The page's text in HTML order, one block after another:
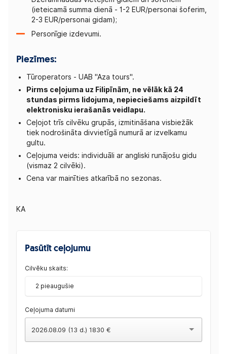
(ieteicamā summa dienā - 1-2 EUR/personai šoferim,
2-3 EUR/personai gidam);
Personīgie izdevumi.
Piezīmes:
Tūroperators - UAB "Aza tours".
Pirms ceļojuma uz Filipīnām, ne vēlāk kā 24
stundas pirms lidojuma, nepieciešams aizpildīt
elektronisku ierašanās veidlapu.
Ceļojot trīs cilvēku grupās, izmitināšana visbiežāk
tiek nodrošināta divvietīgā numurā ar izvelkamu
gultu.
Ceļojuma veids: individuāli ar angliski runājošu gidu
(vismaz 2 cilvēki).
Cena var mainīties atkarībā no sezonas.
KA
Pasūtīt ceļojumu
Cilvēku skaits:
2 pieaugušie
Ceļojuma datumi
2026.08.09 (13 d.) 1830 €